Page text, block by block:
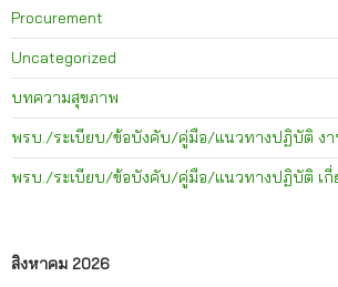
Procurement
Uncategorized
บทความสุขภาพ
พรบ./ระเบียบ/ข้อบังคับ/คู่มือ/แนวทางปฏิบัติ ง
พรบ./ระเบียบ/ข้อบังคับ/คู่มือ/แนวทางปฏิบัติ เกี่
สิงหาคม 2026